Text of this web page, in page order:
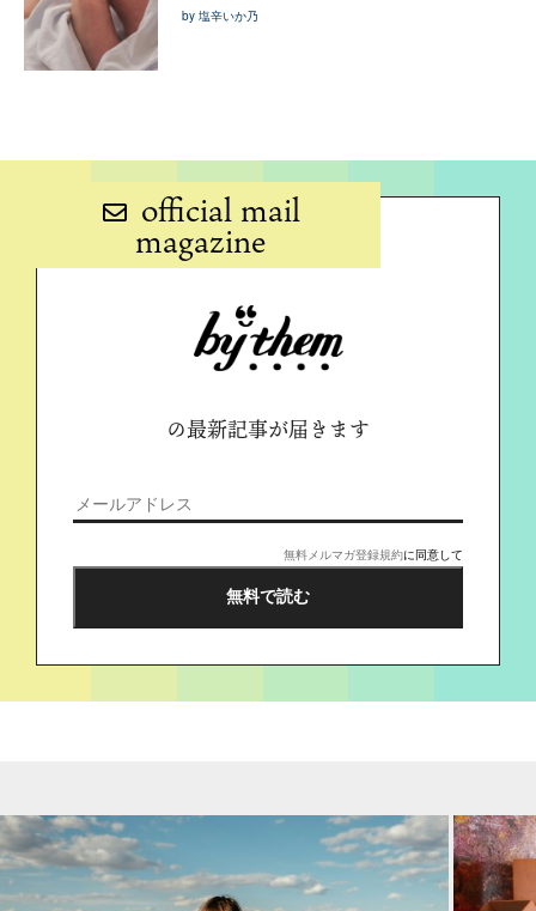
by 塩辛いか乃
official mail
magazine
の最新記事が届きます
無料メルマガ登録規約に同意して